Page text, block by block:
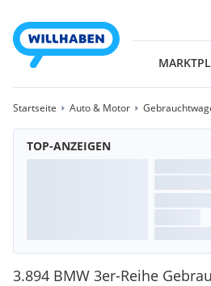
Startseite Auto & Motor
TOP-ANZEIGEN
3.894 BMW 3er-Reihe